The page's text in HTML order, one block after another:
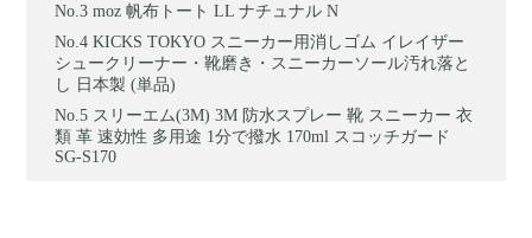
moz 帆布トート LL ナチュナル N
KICKS TOKYO スニーカー用消しゴム イレイザー
シュークリーナー・靴磨き・スニーカーソール汚れ落と
し 日本製 (単品)
スリーエム(3M) 3M 防水スプレー 靴 スニーカー 衣
類 革 速効性 多用途 1分で撥水 170ml スコッチガード
SG-S170